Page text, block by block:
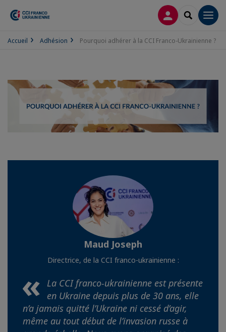
CONNEXION
Accueil Adhésion Pourquoi adhérer à la CCI Franco-Ukrainienne ?
Maud Joseph
Directrice, de la CCI franco-ukrainienne :
La CCI franco-ukrainienne est présente
en Ukraine depuis plus de 30 ans, elle
n’a jamais quitté l’Ukraine ni cessé d’agir,
même au tout début de l’invasion russe à